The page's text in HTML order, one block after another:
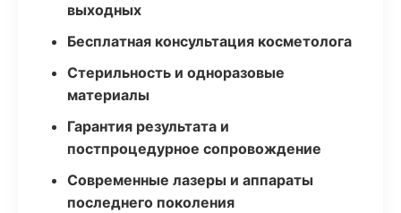
выходных
Бесплатная консультация косметолога
Стерильность и одноразовые
материалы
Гарантия результата и
постпроцедурное сопровождение
Современные лазеры и аппараты
последнего поколения